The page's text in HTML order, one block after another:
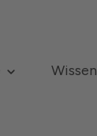
Wissen